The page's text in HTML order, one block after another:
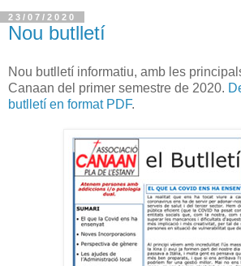
23/07/2020
Nou butlletí
Nou butlletí informatiu, amb les
Canaan del primer semestre de 2020.
butlletí en format PDF.